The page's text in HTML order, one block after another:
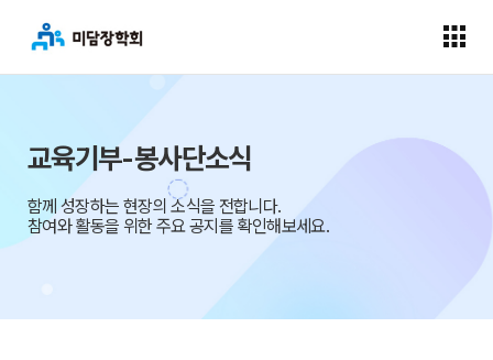
교육기부-봉사단소식
함께 성장하는 현장의 소식을 전합니다.
참여와 활동을 위한 주요 공지를 확인해보세요.